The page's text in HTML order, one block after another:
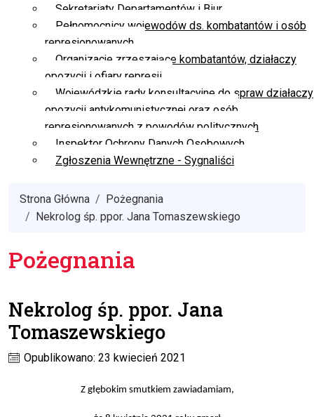
Sekretariaty Departamentów i Biur
Pełnomocnicy wojewodów ds. kombatantów i osób
represjonowanych
Organizacje zrzeszające kombatantów, działaczy
opozycji i ofiary represji
Wojewódzkie rady konsultacyjne do spraw działaczy
opozycji antykomunistycznej oraz osób
represjonowanych z powodów politycznych
Inspektor Ochrony Danych Osobowych
Zgłoszenia Wewnętrzne - Sygnaliści
Strona Główna
Pożegnania
Nekrolog śp. ppor. Jana Tomaszewskiego
Pożegnania
Nekrolog śp. ppor. Jana
Tomaszewskiego
Opublikowano: 23 kwiecień 2021
Z głębokim smutkiem zawiadamiam,